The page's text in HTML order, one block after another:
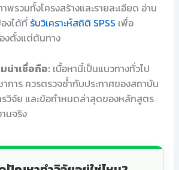
รวมทั้งโครงสร้างและรายละเอียด อ่าน
งได้ที่ รับวิเคราะห์สถิติ SPSS เพื่อ
งตั้งแต่ต้นทาง
น่าเชื่อถือ: เนื้อหานี้เป็นแนวทางทั่วไป
าการ ควรตรวจซ้ำกับประกาศของสถาบัน
รวิจัย และข้อกำหนดล่าสุดของหลักสูตร
นจริง